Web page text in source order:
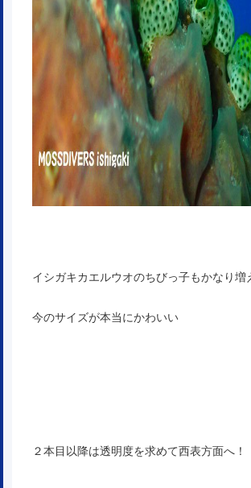
イシガキカエルウオのちびっ子もかなり増
今のサイズが本当にかわいい
２本目以降は透明度を求めて西表方面へ！